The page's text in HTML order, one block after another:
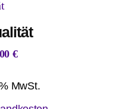
€
MwSt.